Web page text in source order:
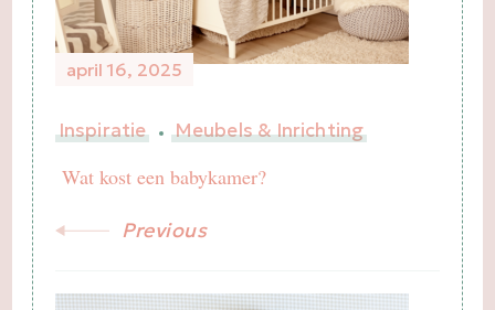
april 16, 2025
Inspiratie Meubels & Inrichting
Wat kost een babykamer?
Previous